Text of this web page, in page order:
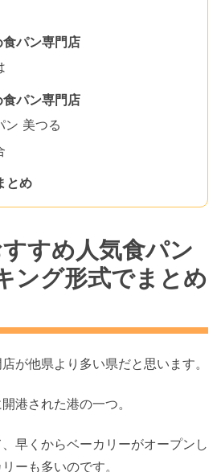
パン専門店
パン専門店
ン 美つる
とめ
すめ人気食パン
ング形式でまとめ
が他県より多い県だと思います。
港された港の一つ。
早くからベーカリーがオープンし
ーも多いのです。